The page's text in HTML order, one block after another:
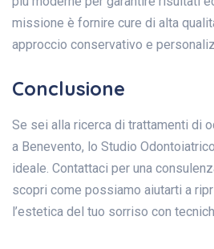
missione è fornire cure di alta
approccio conservativo e
Conclusione
Se sei alla ricerca di trattamenti di
a Benevento, lo Studio
ideale. Contattaci per una
scopri come possiamo aiutarti a
l’estetica del tuo sorriso con